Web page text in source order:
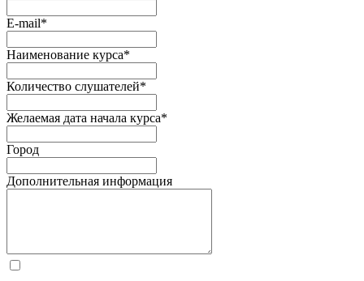
E-mail*
Наименование курса*
Количество слушателей*
Желаемая дата начала курса*
Город
Дополнительная информация